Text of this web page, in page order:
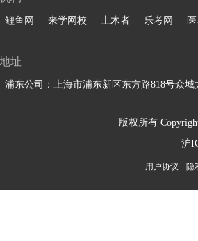
鲤鱼网 来学网校 土木者 乐考网
址
浦东公司：上海市浦东新区东方路818号众城
版权所有
沪
用户协议 隐